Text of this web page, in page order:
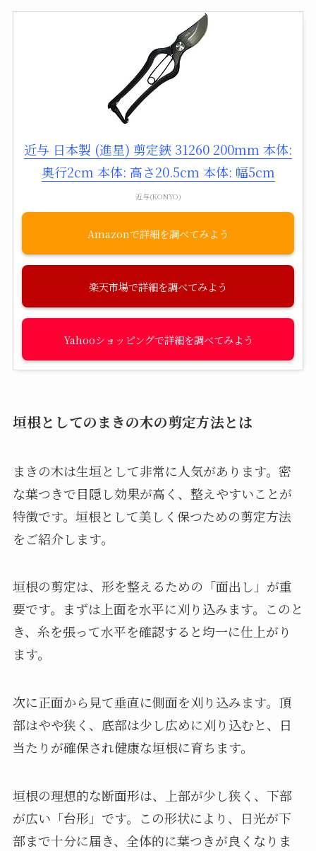
近与 日本製 (進星) 剪定鋏 31260 200mm 本体:
奥行2cm 本体: 高さ20.5cm 本体: 幅5cm
近与(KONYO)
Amazon
楽天市場
Yahooショッピング
垣根としてのまきの木の剪定方法とは
まきの木は生垣として非常に人気があります。密
な葉つきで目隠し効果が高く、整えやすいことが
特徴です。垣根として美しく保つための剪定方法
をご紹介します。
垣根の剪定は、形を整えるための「面出し」が重
要です。まずは上面を水平に刈り込みます。このと
き、糸を張って水平を確認すると均一に仕上がり
ます。
次に正面から見て垂直に側面を刈り込みます。頂
部はやや狭く、底部は少し広めに刈り込むと、日
当たりが確保され健康な垣根に育ちます。
垣根の理想的な断面形は、上部が少し狭く、下部
が広い「台形」です。この形状により、日光が下
部まで十分に届き、全体的に葉つきが良くなりま